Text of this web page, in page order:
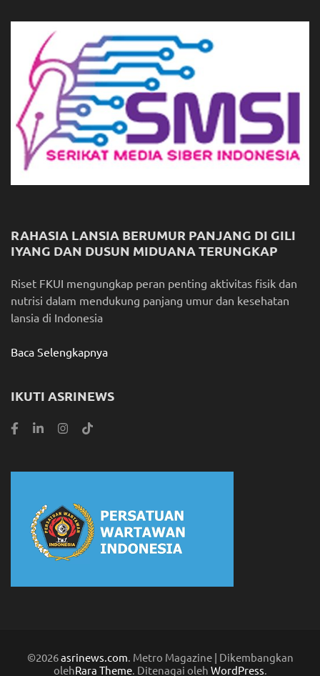
RAHASIA LANSIA BERUMUR PANJANG DI GILI
IYANG DAN DUSUN MIDUANA TERUNGKAP
Riset FKUI mengungkap peran penting aktivitas fisik dan
nutrisi dalam mendukung panjang umur dan kesehatan
lansia di Indonesia
Baca Selengkapnya
IKUTI ASRINEWS
©2026asrinews.com . Metro Magazine | Dikembangkan
olehRara Theme. Ditenagai oleh WordPress